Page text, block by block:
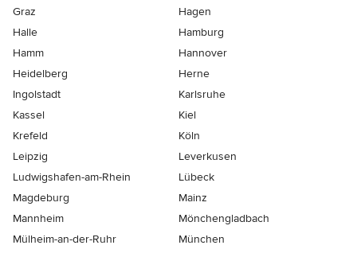
Graz
Hagen
Halle
Hamburg
Hamm
Hannover
Heidelberg
Herne
Ingolstadt
Karlsruhe
Kassel
Kiel
Krefeld
Köln
Leipzig
Leverkusen
Ludwigshafen-am-Rhein
Lübeck
Magdeburg
Mainz
Mannheim
Mönchen­gladbach
Mülheim-an-der-Ruhr
München